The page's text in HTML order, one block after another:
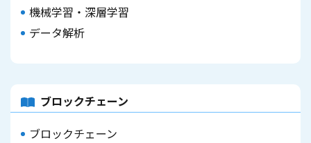
機械学習・深層学習
データ解析
ブロックチェーン
ブロックチェーン